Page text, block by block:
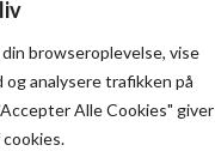
browseroplevelse, vise
analysere trafikken på
Alle Cookies" giver